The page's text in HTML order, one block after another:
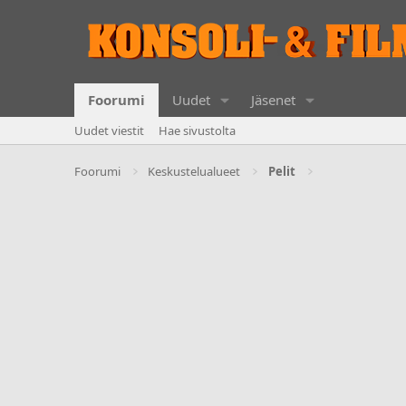
Foorumi Uudet Jäsenet
Uudet viestit Hae sivustolta
Foorumi Keskustelualueet Pelit